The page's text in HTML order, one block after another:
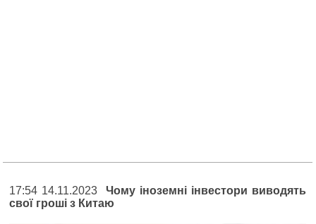
17:54 14.11.2023 Чому іноземні інвестори виводять
свої гроші з Китаю